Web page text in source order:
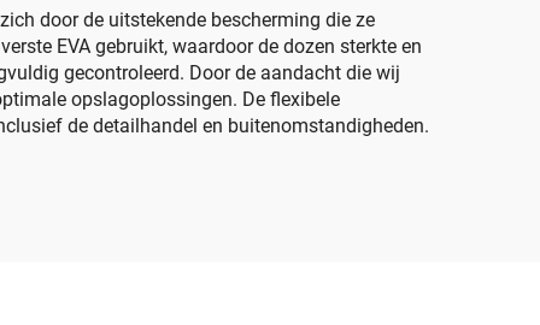
door de uitstekende bescherming die ze
EVA gebruikt, waardoor de dozen sterkte en
gecontroleerd. Door de aandacht die wij
opslagoplossingen. De flexibele
de detailhandel en buitenomstandigheden.